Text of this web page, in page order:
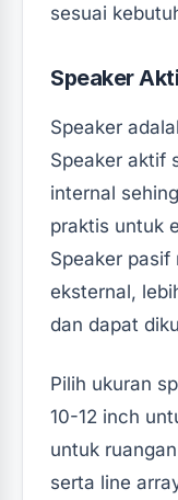
sesuai
Speaker
Speaker
Speaker aktif
internal
praktis untuk
Speaker
eksternal,
dan dapat
Pilih ukuran
10-12 inch
untuk
serta line